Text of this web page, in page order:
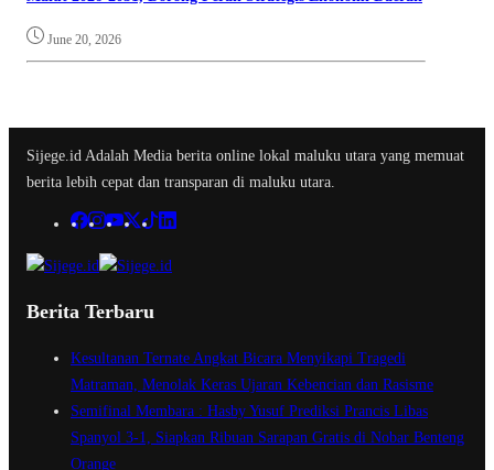
June 20, 2026
Sijege.id Adalah Media berita online lokal maluku utara yang memuat
berita lebih cepat dan transparan di maluku utara.
Berita Terbaru
Kesultanan Ternate Angkat Bicara Menyikapi Tragedi
Matraman, Menolak Keras Ujaran Kebencian dan Rasisme
Semifinal Membara : Hasby Yusuf Prediksi Prancis Libas
Spanyol 3-1, Siapkan Ribuan Sarapan Gratis di Nobar Benteng
Orange